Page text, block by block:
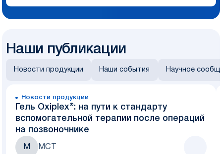
Наши публикации
Новости продукции Наши события Научное
Новости продукции
Гель Oxiplex®: на пути к стандарту
вспомогательной терапии после операций
на позвоночнике
М МСТ